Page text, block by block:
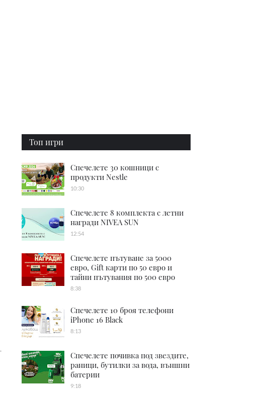
Топ игри
Спечелете 30 кошници с
продукти Nestle
10:30
Спечелете 8 комплекта с летни
награди NIVEA SUN
12:54
Спечелете пътуване за 5000
евро, Gift карти по 50 евро и
тайни пътувания по 500 евро
8:38
Спечелете 10 броя телефони
iPhone 16 Black
8:13
Спечелете почивка под звездите,
раници, бутилки за вода, външни
батерии
9:18